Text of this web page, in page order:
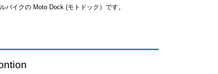
バイクの Moto Dock (モトドック）です。